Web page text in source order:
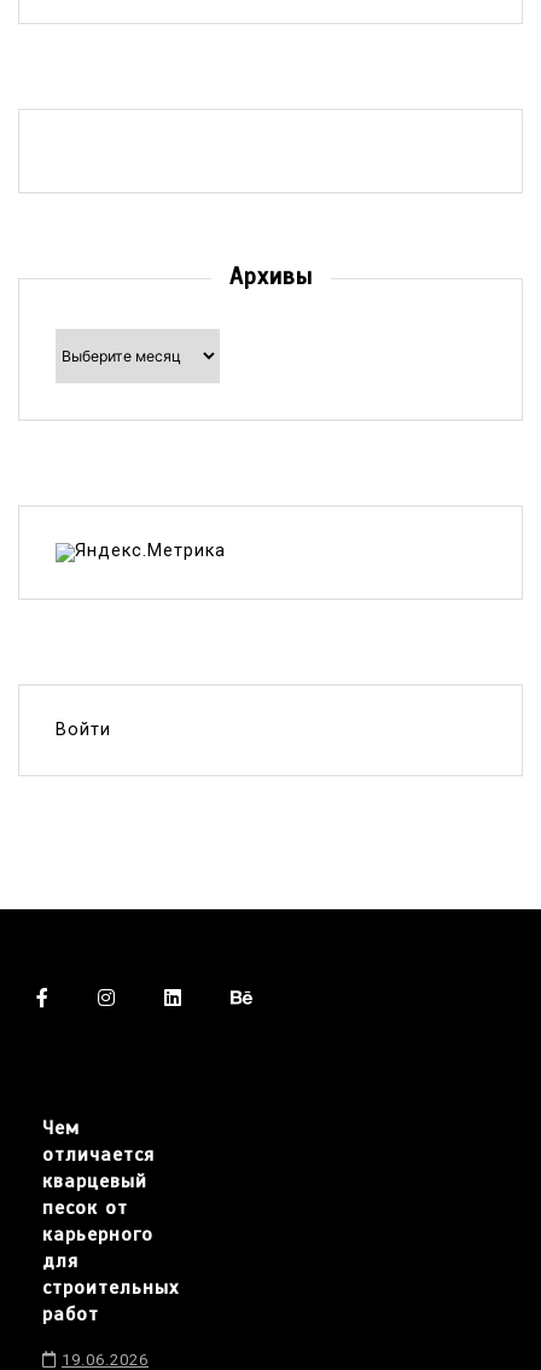
Архивы
Архивы
Войти
Чем
отличается
кварцевый
песок от
карьерного
для
строительных
работ
19.06.2026